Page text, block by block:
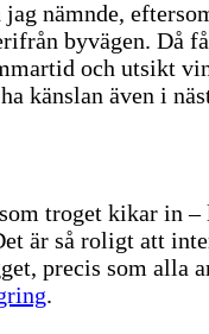
nämnde,
byvägen. Då
och utsikt
känslan även i
troget kikar in –
är så roligt att
precis som alla
.